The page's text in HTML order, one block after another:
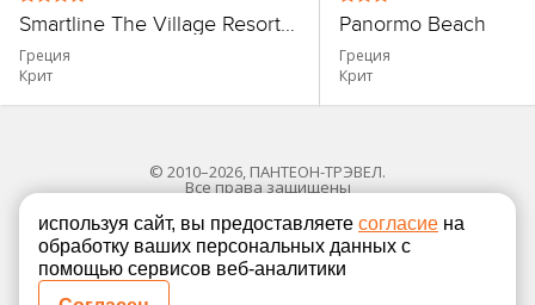
Smartline The Village Resort Waterpark
Греция
Крит
Panormo Beach
Греция
Крит
© 2010–2026, ПАНТЕОН-ТРЭВЕЛ.
Все права защищены
Политика в отношении обработки персональных
Согласие на обработку персональных данных
используя сайт, вы предоставляете согласие на
обработку ваших персональных данных с
помощью сервисов веб-аналитики